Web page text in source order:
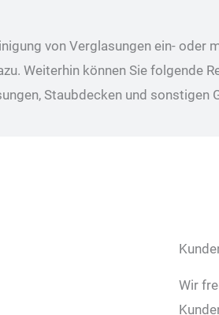
von Verglasungen ein- oder
Weiterhin können Sie folgende
Staubdecken und sonstigen
Wir